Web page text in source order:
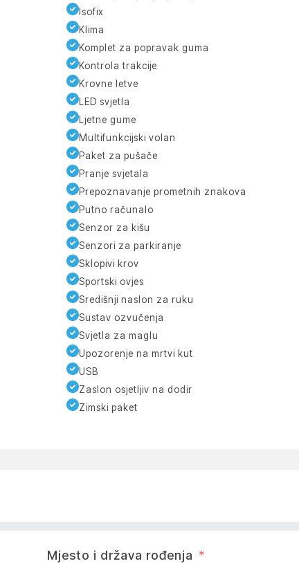
Isofix
Klima
Komplet za popravak guma
Kontrola trakcije
Krovne letve
LED svjetla
Ljetne gume
Multifunkcijski volan
Paket za pušače
Pranje svjetala
Prepoznavanje prometnih znakova
Putno računalo
Senzor za kišu
Senzori za parkiranje
Sklopivi krov
Sportski ovjes
Središnji naslon za ruku
Sustav ozvučenja
Svjetla za maglu
Upozorenje na mrtvi kut
USB
Zaslon osjetljiv na dodir
Zimski paket
Mjesto i država rođenja